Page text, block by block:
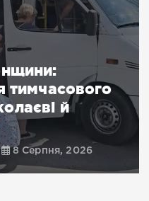
тимчасового
й
8 Серпня, 2026